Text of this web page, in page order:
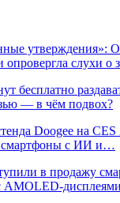
утверждения»:
опровергла слухи о
бесплатно
— в чём подвох?
Doogee на
смартфоны с ИИ и…
в продажу
AMOLED-